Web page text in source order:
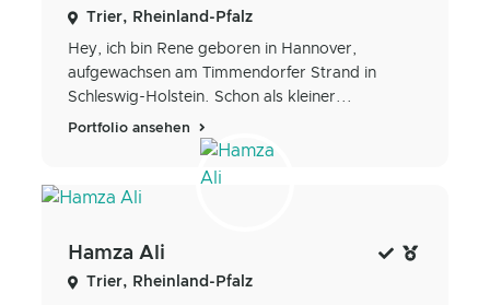
Trier, Rheinland-Pfalz
Hey, ich bin Rene geboren in Hannover,
aufgewachsen am Timmendorfer Strand in
Schleswig-Holstein. Schon als kleiner...
Portfolio ansehen
Hamza Ali
Trier, Rheinland-Pfalz